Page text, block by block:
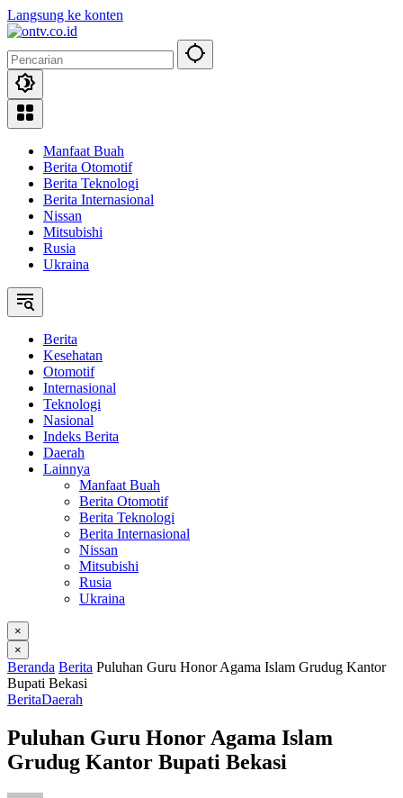
Langsung ke konten
Manfaat Buah
Berita Otomotif
Berita Teknologi
Berita Internasional
Nissan
Mitsubishi
Rusia
Ukraina
Berita
Kesehatan
Otomotif
Internasional
Teknologi
Nasional
Indeks Berita
Daerah
Lainnya
Manfaat Buah
Berita Otomotif
Berita Teknologi
Berita Internasional
Nissan
Mitsubishi
Rusia
Ukraina
×
×
Beranda Berita Puluhan Guru Honor Agama Islam Grudug Kantor
Bupati Bekasi
BeritaDaerah
Puluhan Guru Honor Agama Islam
Grudug Kantor Bupati Bekasi